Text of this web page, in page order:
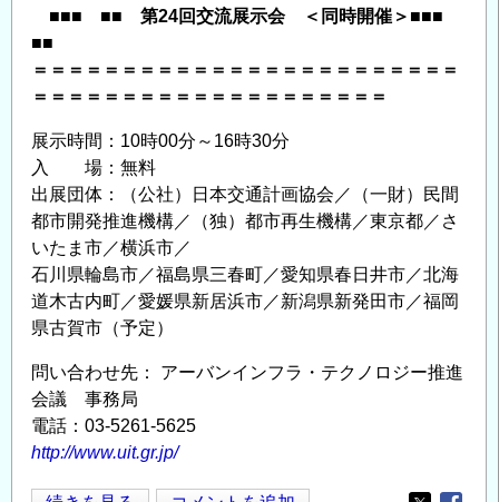
■■■ ■■ 第24回交流展示会 ＜同時開催＞■■■
■■
＝＝＝＝＝＝＝＝＝＝＝＝＝＝＝＝＝＝＝＝＝＝＝＝
＝＝＝＝＝＝＝＝＝＝＝＝＝＝＝＝＝＝＝＝
展示時間：10時00分～16時30分
入 場：無料
出展団体：（公社）日本交通計画協会／（一財）民間
都市開発推進機構／（独）都市再生機構／東京都／さ
いたま市／横浜市／
石川県輪島市／福島県三春町／愛知県春日井市／北海
道木古内町／愛媛県新居浜市／新潟県新発田市／福岡
県古賀市（予定）
問い合わせ先： アーバンインフラ・テクノロジー推進
会議 事務局
電話：03-5261-5625
http://www.uit.gr.jp/